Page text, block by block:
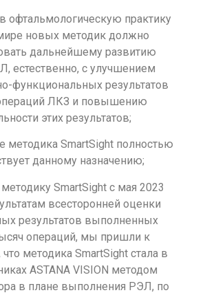
офтальмологическую практику
новых методик должно
дальнейшему развитию
естественно, с улучшением
функциональных результатов
ЛКЗ и повышению
этих результатов;
методика SmartSight полностью
данному назначению;
SmartSight с мая 2023
всесторонней оценки
результатов выполненных
операций, мы пришли к
методика SmartSight стала в
ASTANA VISION методом
в плане выполнения РЭЛ, по